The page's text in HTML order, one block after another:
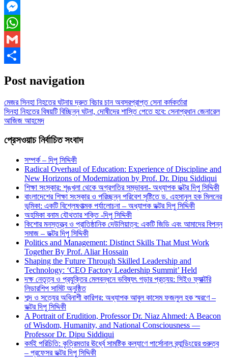
Facebook
Messenger
WhatsApp
Gmail
Post navigation
মেজর সিনহা নিহতের ঘটনায় দ্রুত বিচার চান অবসরপ্রাপ্ত সেনা কর্মকর্তারা
সিনহা নিহতের বিষয়টি বিচ্ছিন্ন ঘটনা, দোষীদের শাস্তি পেতে হবে: সেনাপ্রধান জেনারেল
আজিজ আহমেদ
প্রেসওয়াচ নির্বাচিত সংবাদ
সম্পর্ক – দিপু সিদ্দিকী
Radical Overhaul of Education: Experience of Discipline and
New Horizons of Modernization by Prof. Dr. Dipu Siddiqui
শিক্ষা সংস্কার: শৃঙ্খলা থেকে অগ্রগতির সম্ভাবনা- অধ্যাপক ডক্টর দিপু সিদ্দিকী
বাংলাদেশের শিক্ষা সংস্কার ও পরিচ্ছন্ন পরিবেশ সৃষ্টিতে ড. এহসানুল হক মিলনের
ভূমিকা: একটি বিশ্লেষণাত্মক পর্যালোচনা – অধ্যাপক ডক্টর দিপু সিদ্দিকী
অহমিকা বনাম যৌথতার শক্তি -দিপু সিদ্দিকী
কিশোর মনস্তত্ত্ব ও প্রাতিষ্ঠানিক দেউলিয়াত্ব: একটি জিডি এবং আমাদের বিপন্ন
সমাজ – ডক্টর দিপু সিদ্দিকী
Politics and Management: Distinct Skills That Must Work
Together By Prof. Aliar Hossain
Shaping the Future Through Skilled Leadership and
Technology: ‘CEO Factory Leadership Summit’ Held
দক্ষ নেতৃত্ব ও প্রযুক্তির মেলবন্ধনে ভবিষ্যৎ গড়ার প্রত্যয়: সিইও ফ্যাক্টরি
লিডারশিপ সামিট অনুষ্ঠিত
শব্দ ও সত্যের অবিনাশী কারিগর: অধ্যাপক আবুল কাসেম ফজলুল হক স্মরণে –
ডক্টর দিপু সিদ্দিকী
A Portrait of Erudition, Professor Dr. Niaz Ahmed: A Beacon
of Wisdom, Humanity, and National Consciousness —
Professor Dr. Dipu Siddiqui
কর্মই পরিচিতি: কৃত্রিমতার ঊর্ধ্বে সামষ্টিক কল্যাণে পার্সোনাল ব্র্যান্ডিংয়ের গুরুত্ব
– প্রফেসর ডক্টর দিপু সিদ্দিকী